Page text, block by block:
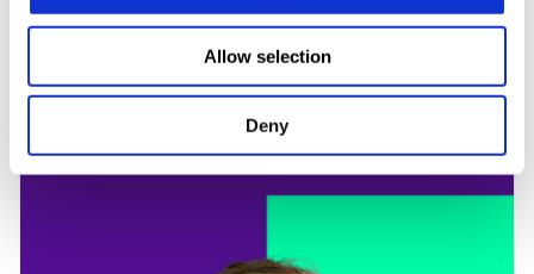
Allow selection
Deny
Наші гості